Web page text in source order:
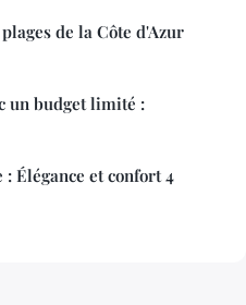
de la Côte d'Azur
un budget limité :
Élégance et confort 4